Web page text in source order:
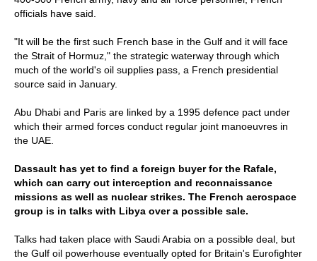
officials have said.
"It will be the first such French base in the Gulf and it will face
the Strait of Hormuz," the strategic waterway through which
much of the world's oil supplies pass, a French presidential
source said in January.
Abu Dhabi and Paris are linked by a 1995 defence pact under
which their armed forces conduct regular joint manoeuvres in
the UAE.
Dassault has yet to find a foreign buyer for the Rafale,
which can carry out interception and reconnaissance
missions as well as nuclear strikes. The French aerospace
group is in talks with Libya over a possible sale.
Talks had taken place with Saudi Arabia on a possible deal, but
the Gulf oil powerhouse eventually opted for Britain's Eurofighter